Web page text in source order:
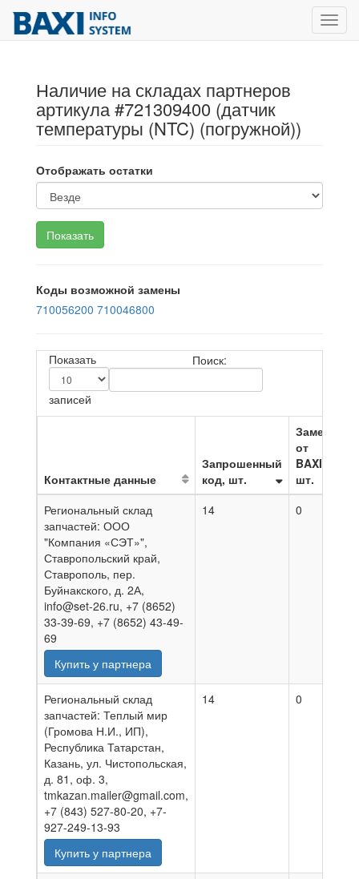
Наличие на складах партнеров
артикула #721309400 (датчик
температуры (NTC) (погружной))
Отображать остатки
Коды возможной замены
710056200 710046800
Показать
записей
Поиск:
Контактные данные
Запрошенный
код, шт.
Замена
от
BAXI,
шт.
Региональный склад
запчастей: ООО
"Компания «СЭТ»",
Ставропольский край,
Ставрополь, пер.
Буйнакского, д. 2А,
info@set-26.ru, +7 (8652)
33-39-69, +7 (8652) 43-49-
69
Купить у партнера
14 0
Региональный склад
запчастей: Теплый мир
(Громова Н.И., ИП),
Республика Татарстан,
Казань, ул. Чистопольская,
д. 81, оф. 3,
tmkazan.mailer@gmail.com,
+7 (843) 527-80-20, +7-
927-249-13-93
Купить у партнера
14 0